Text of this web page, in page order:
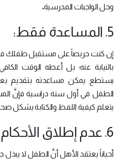
وحل الواجبات المدرسية.
5. المساعدة فقط:
إن كنت حريصاً على مستقبل طفلك
بالنيابة عنه؛ بل أعطه الوقت
يستطع يمكن مساعدته بتقديم
الطفل في أول سنة دراسية فإنَّ
يتعلم كيفية اللفظ والكتابة بشكل
6. عدم إطلاق الأحكام على الطفل:
أحياناً يعتقد الأهل أنَّ الطفل لا